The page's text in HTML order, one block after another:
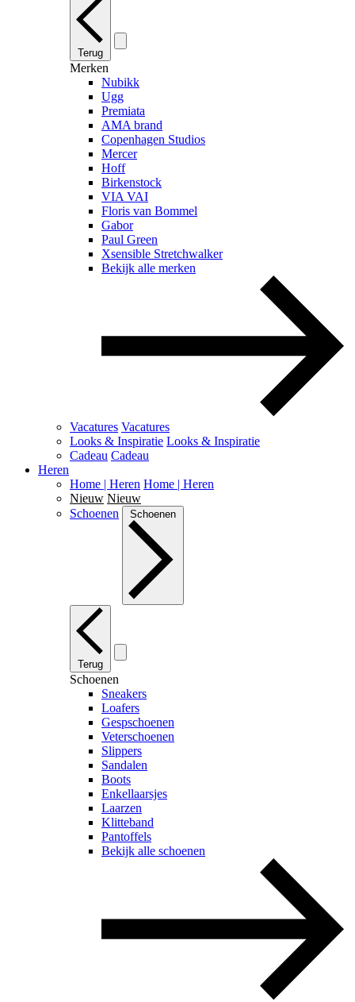
Terug
Merken
Nubikk
Ugg
Premiata
AMA brand
Copenhagen Studios
Mercer
Hoff
Birkenstock
VIA VAI
Floris van Bommel
Gabor
Paul Green
Xsensible Stretchwalker
Bekijk alle merken
Vacatures Vacatures
Looks & Inspiratie Looks & Inspiratie
Cadeau Cadeau
Heren
Home | Heren Home | Heren
Nieuw Nieuw
Schoenen
Schoenen
Terug
Schoenen
Sneakers
Loafers
Gespschoenen
Veterschoenen
Slippers
Sandalen
Boots
Enkellaarsjes
Laarzen
Klitteband
Pantoffels
Bekijk alle schoenen